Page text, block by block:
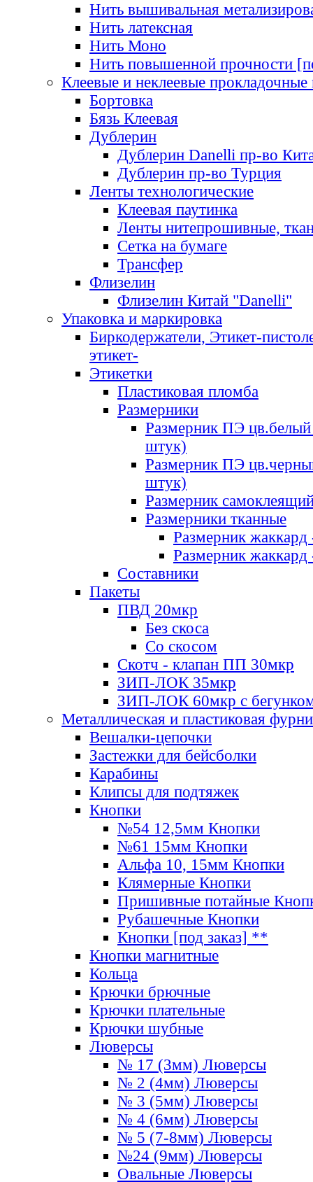
Нить вышивальная
Нить латексная
Нить Моно
Нить повышенной прочности
Клеевые и неклеевые прокладочные
Бортовка
Бязь Клеевая
Дублерин
Дублерин Danelli пр-во
Дублерин пр-во Турция
Ленты технологические
Клеевая паутинка
Ленты нитепрошивные,
Сетка на бумаге
Трансфер
Флизелин
Флизелин Китай "Danelli"
Упаковка и маркировка
Биркодержатели, Этикет-
этикет-
Этикетки
Пластиковая пломба
Размерники
Размерник ПЭ цв.белый
штук)
Размерник ПЭ
штук)
Размерник
Размерники тканные
Размерник
Размерник
Составники
Пакеты
ПВД 20мкр
Без скоса
Со скосом
Скотч - клапан ПП 30мкр
ЗИП-ЛОК 35мкр
ЗИП-ЛОК 60мкр с
Металлическая и пластиковая
Вешалки-цепочки
Застежки для бейсболки
Карабины
Клипсы для подтяжек
Кнопки
№54 12,5мм Кнопки
№61 15мм Кнопки
Альфа 10, 15мм Кнопки
Клямерные Кнопки
Пришивные потайные
Рубашечные Кнопки
Кнопки [под заказ] **
Кнопки магнитные
Кольца
Крючки брючные
Крючки плательные
Крючки шубные
Люверсы
№ 17 (3мм) Люверсы
№ 2 (4мм) Люверсы
№ 3 (5мм) Люверсы
№ 4 (6мм) Люверсы
№ 5 (7-8мм) Люверсы
№24 (9мм) Люверсы
Овальные Люверсы